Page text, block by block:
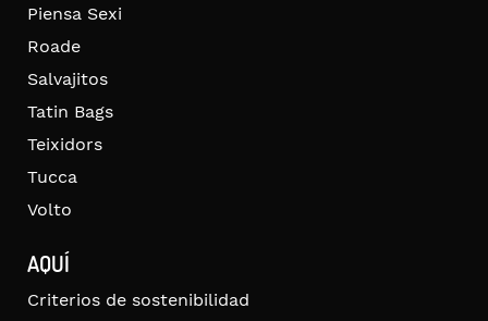
Piensa Sexi
Roade
Salvajitos
Tatin Bags
Teixidors
Tucca
Volto
AQUÍ
Criterios de sostenibilidad